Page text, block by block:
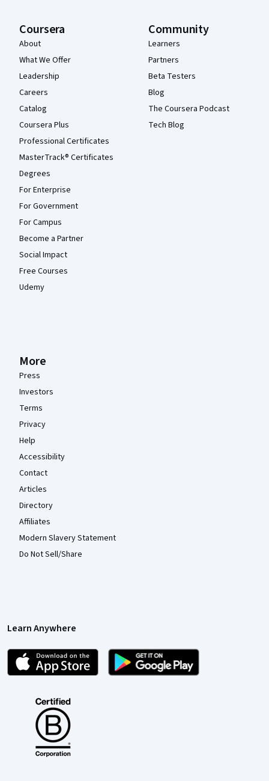
Coursera
About
What We Offer
Leadership
Careers
Catalog
Coursera Plus
Professional Certificates
MasterTrack® Certificates
Degrees
For Enterprise
For Government
For Campus
Become a Partner
Social Impact
Free Courses
Udemy
Community
Learners
Partners
Beta Testers
Blog
The Coursera Podcast
Tech Blog
More
Press
Investors
Terms
Privacy
Help
Accessibility
Contact
Articles
Directory
Affiliates
Modern Slavery Statement
Do Not Sell/Share
Learn Anywhere